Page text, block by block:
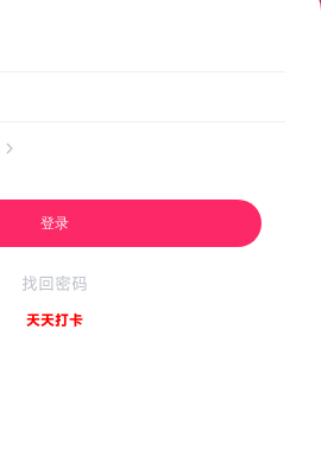
登录
找回密码
天天打卡